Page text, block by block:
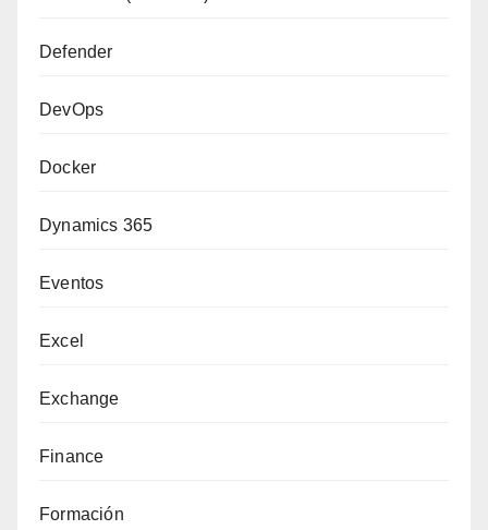
Defender
DevOps
Docker
Dynamics 365
Eventos
Excel
Exchange
Finance
Formación